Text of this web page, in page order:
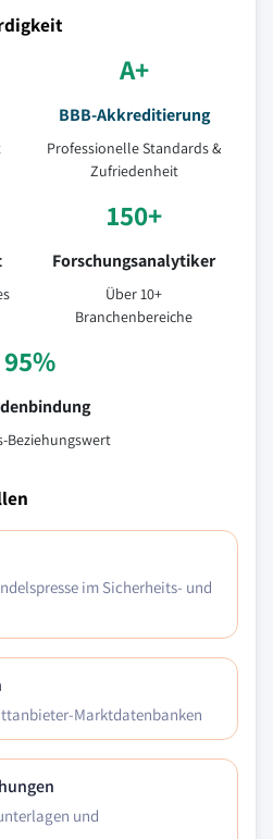
A+
BBB-Akkreditierung
Professionelle Standards &
Zufriedenheit
150+
Forschungsanalytiker
Über 10+
Branchenbereiche
95%
Beziehungswert
im Sicherheits- und
Marktdatenbanken
und